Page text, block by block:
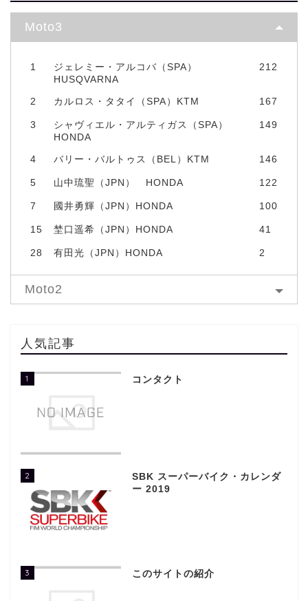
Moto3
1
ジェレミー・アルコバ（SPA）
HUSQVARNA
212
2 カルロス・タタイ（SPA）KTM 167
3
シャヴィエル・アルティガス（SPA）
HONDA
149
4 バリー・バルトゥス（BEL）KTM 146
5 山中琉聖（JPN） HONDA 122
7 國井勇輝（JPN）HONDA 100
15 埜口遥希（JPN）HONDA 41
28 有田光（JPN）HONDA 2
Moto2
人気記事
1 コンタクト
2
SBK スーパーバイク・カレンダ
ー 2019
3 このサイトの紹介